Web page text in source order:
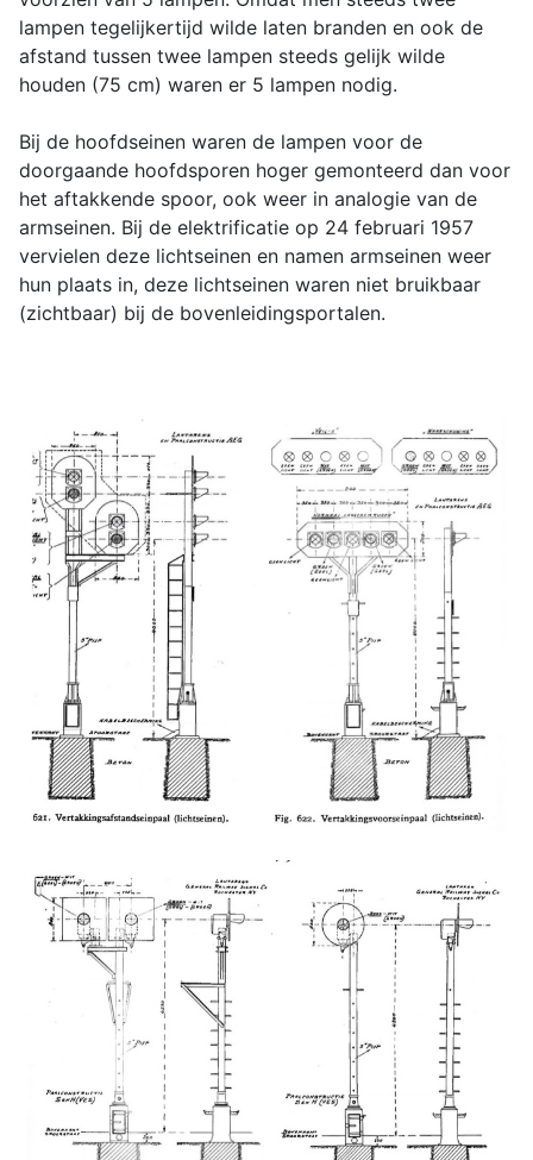
lampen tegelijkertijd wilde laten branden en ook de
afstand tussen twee lampen steeds gelijk wilde
houden (75 cm) waren er 5 lampen nodig.
Bij de hoofdseinen waren de lampen voor de
doorgaande hoofdsporen hoger gemonteerd dan voor
het aftakkende spoor, ook weer in analogie van de
armseinen. Bij de elektrificatie op 24 februari 1957
vervielen deze lichtseinen en namen armseinen weer
hun plaats in, deze lichtseinen waren niet bruikbaar
(zichtbaar) bij de bovenleidingsportalen.